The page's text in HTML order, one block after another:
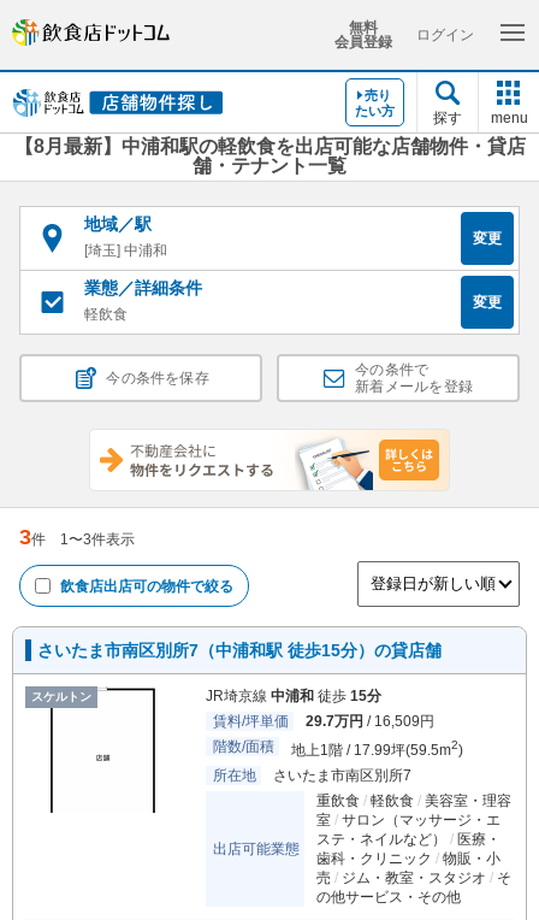
無料
会員登録
ログイン
売り
たい方
探す menu
【8月最新】中浦和駅の軽飲食を出店可能な店舗物件・貸店
舗・テナント一覧
地域／駅
[埼玉] 中浦和
変更
業態／詳細条件
軽飲食
変更
今の条件を保存
今の条件で
新着メールを登録
3件 1〜3件表示
飲食店出店可の物件で絞る
さいたま市南区別所7（中浦和駅 徒歩15分）の貸店舗
スケルトン JR埼京線 中浦和 徒歩 15分
賃料/坪単価
29.7万円 / 16,509円
階数/面積
地上1階 / 17.99坪(59.5m2)
所在地
さいたま市南区別所7
出店可能業態
重飲食 軽飲食
美容室・理容
室
サロン（マッサージ・エ
ステ・ネイルなど）
医療・
歯科・クリニック
物販・小
売
ジム・教室・スタジオ
そ
の他サービス・その他